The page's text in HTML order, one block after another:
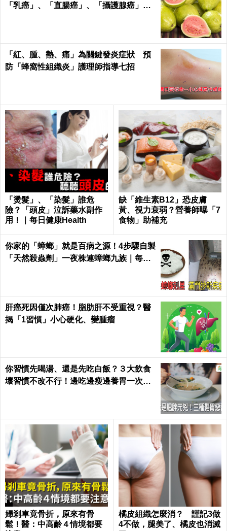
「乳癌」、「直腸癌」、「攝護腺癌」、
「紅、腫、熱、痛」為關鍵發炎症狀 預
防「蜂窩性組織炎」護理師指導七招
「燙髮」、「染髮」誰危
險？「頭皮」泣訴藥水副作
用！｜每日健康Health
缺「維生素B12」恐皮膚
黃、視力衰弱？營養師曝「7
食物」助補充
你家的「蟑螂」就是百病之源！4步驟自製
「天然殺蟲劑」一夜株連蟑螂九族｜每日
肝癌死因僅次肺癌！脂肪肝不受重視？醫
揭「1習慣」小心硬化、變腫瘤
你習慣先喝湯、還是先吃白飯？３大飲食
壞習慣不改不行！邊吃邊瘦邊養胃一次做
婦剎車竟骨折，原來有骨
鬆！醫：中高齡４情境都要
橘皮組織怎麼消？ 謹記3做
4不做，腿美了、橘皮也消滅